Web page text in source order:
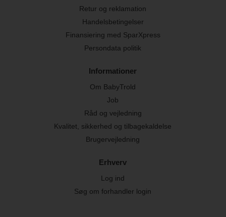
Retur og reklamation
Handelsbetingelser
Finansiering med SparXpress
Persondata politik
Informationer
Om BabyTrold
Job
Råd og vejledning
Kvalitet, sikkerhed og tilbagekaldelse
Brugervejledning
Erhverv
Log ind
Søg om forhandler login